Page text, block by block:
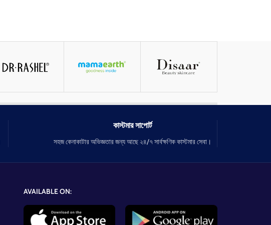
কাস্টমার সাপোর্ট
সহজ কেনাকাটার অভিজ্ঞতার জন্য আছে ২৪/৭ সার্বক্ষণিক কাস্টমার সেবা।
AVAILABLE ON: